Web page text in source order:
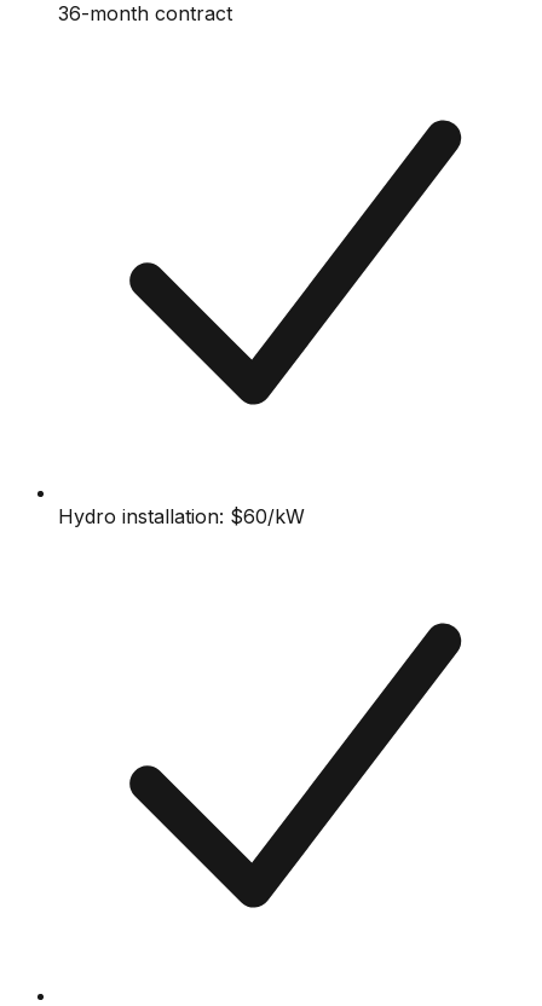
36-month contract
Hydro installation: $60/kW